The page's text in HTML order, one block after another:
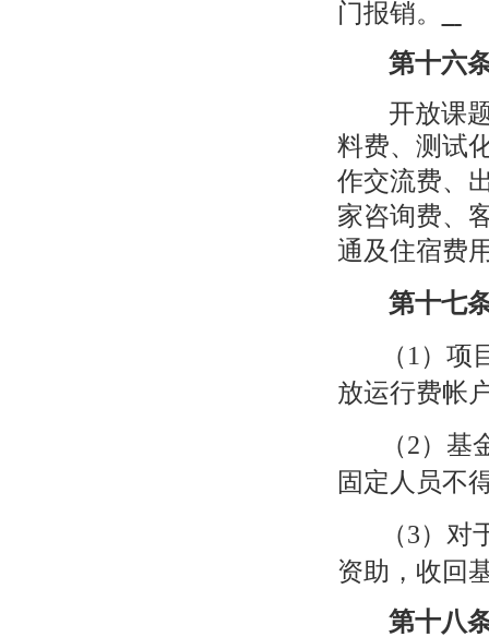
门报销。
第十六
开放课
料费、测试
作交流费、
家咨询费、
通及住宿费
第十七
（ 1 ）项
放运行费帐
（2）基
固定人员不
（3）对
资助，收回
第十八